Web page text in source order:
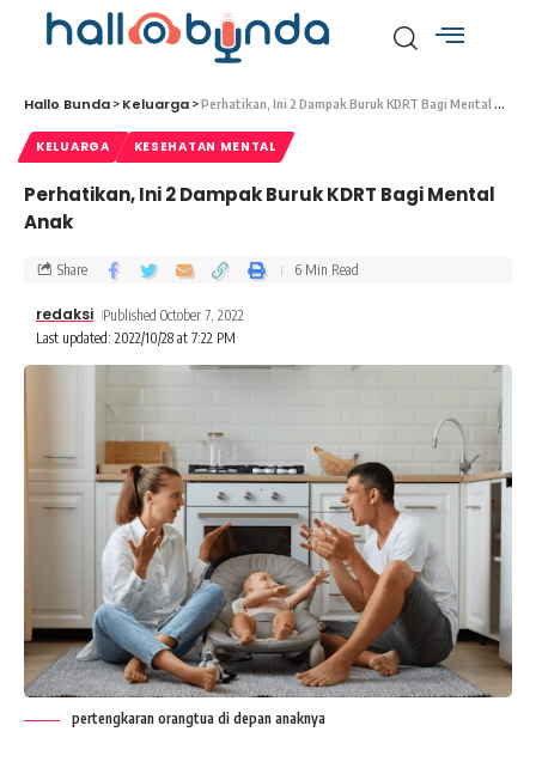
Hallo Bunda > Keluarga >Perhatikan, Ini 2 Dampak Buruk KDRT Bagi Mental Anak
KELUARGA KESEHATAN MENTAL
Perhatikan, Ini 2 Dampak Buruk KDRT Bagi Mental
Anak
Last updated: 2022/10/28 at 7:22 PM
redaksi Published October 7, 2022
Share 6 Min Read
pertengkaran orangtua di depan anaknya